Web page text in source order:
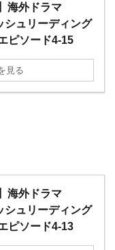
海外ドラマ
シュリーディング
ピソード4-15
見る
海外ドラマ
シュリーディング
ピソード4-13